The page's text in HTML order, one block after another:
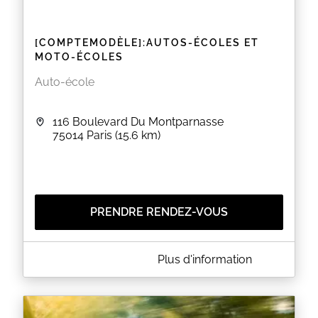
[COMPTEMODÈLE]:AUTOS-ÉCOLES ET
MOTO-ÉCOLES
Auto-école
116 Boulevard Du Montparnasse
75014 Paris (15.6 km)
PRENDRE RENDEZ-VOUS
A PROPOS DE [COMPTEMODÈLE]:AUTOS-ÉCOLES ET
Restabat ut Caesar post haec properaret accitus et
abstergendae causa suspicionis sororem suam, eius
Plus d'information